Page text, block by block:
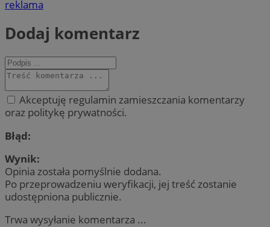
reklama
Dodaj komentarz
Akceptuję regulamin zamieszczania komentarzy
oraz politykę prywatności.
Błąd:
Wynik:
Opinia została pomyślnie dodana.
Po przeprowadzeniu weryfikacji, jej treść zostanie
udostępniona publicznie.
Trwa wysyłanie komentarza ...